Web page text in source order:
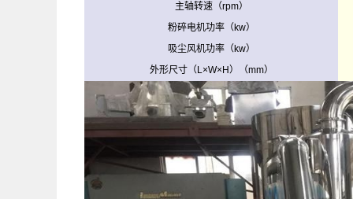
主轴转速（rpm）
粉碎电机功率（kw）
吸尘风机功率（kw）
外形尺寸（L×W×H）（mm）